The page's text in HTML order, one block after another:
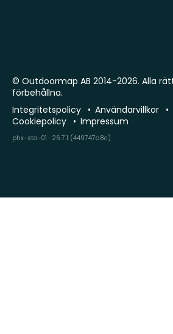
© Outdoormap AB 2014-2026. Alla
förbehållna.
Integritetspolicy
Användarvillkor
Cookiepolicy
Impressum
phx-sto-01 · 26.7.1 (449747a8c)